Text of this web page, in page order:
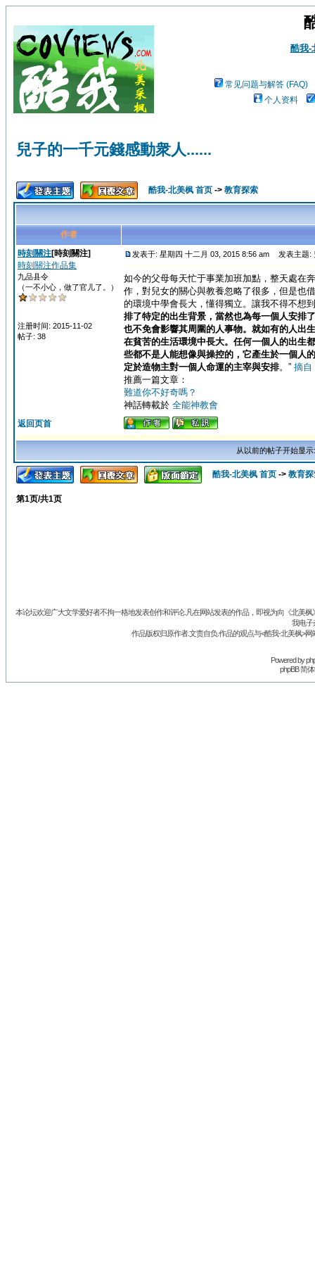
酷我-
常见问题与解答 (FAQ)
个人资料
兒子的一千元錢感動衆人......
酷我-北美枫 首页 -> 教育探索
作者
時刻關注[時刻關注]
時刻關注作品集
九品县令
（一不小心，做了官儿了。）
注册时间: 2015-11-02
帖子: 38
发表于: 星期四 十二月 03, 2015 8:56 am 发表主题:
如今的父母每天忙于事業加班加點，整天處在
作，對兒女的關心與教養忽略了很多，但是也
的環境中學會長大，懂得獨立。讓我不得不想
排了特定的出生背景，當然也為每一個人安排
也不免會影響其周圍的人事物。就如有的人出
在貧苦的生活環境中長大。任何一個人的出生
些都不是人能想像與操控的，它產生於一個人
定於造物主對一個人命運的主宰與安排。” 摘自
推薦一篇文章：
難道你不好奇嗎？
神話轉載於 全能神教會
返回页首
从以前的帖子开始显
酷我-北美枫 首页 -> 教育
第1页/共1页
本论坛欢迎广大文学爱好者不拘一格地发表创作和评论.凡在网站发表的作品，即视为向《北美
我电子
作品版权归原作者.文责自负.作品的观点与<酷我-北美枫>
Powered by
phpBB 简